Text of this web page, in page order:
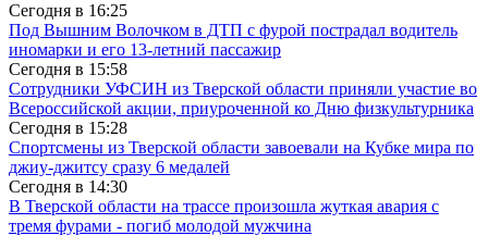
Сегодня в 16:25
Под Вышним Волочком в ДТП с фурой пострадал водитель
иномарки и его 13-летний пассажир
Сегодня в 15:58
Сотрудники УФСИН из Тверской области приняли участие во
Всероссийской акции, приуроченной ко Дню физкультурника
Сегодня в 15:28
Спортсмены из Тверской области завоевали на Кубке мира по
джиу-джитсу сразу 6 медалей
Сегодня в 14:30
В Тверской области на трассе произошла жуткая авария с
тремя фурами - погиб молодой мужчина